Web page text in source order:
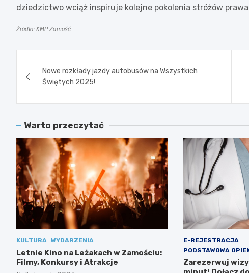
dziedzictwo wciąż inspiruje kolejne pokolenia stróżów
Źródło: KMP Zamość
wpisuNowe rozkłady jazdy autobusów na Wszystkich
Świętych 2025!
Warto przeczytać
KULTURA WYDARZENIA
Letnie Kino na Leżakach w Zamościu:
Filmy, Konkursy i Atrakcje
E-REJESTRACJA
PODSTAWOWA
Zarezerwuj